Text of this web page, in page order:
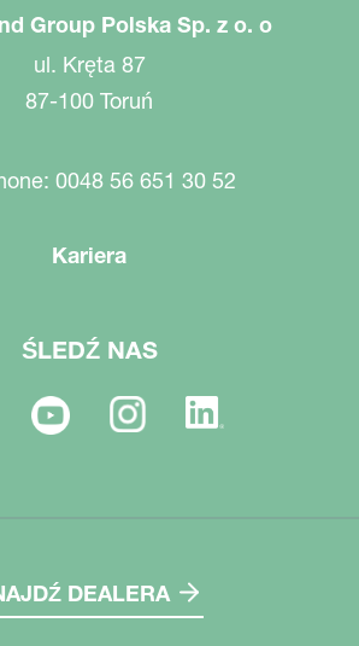
Group Polska Sp. z o. o
ul. Kręta 87
87-100 Toruń
0048 56 651 30 52
Kariera
ŚLEDŹ NAS
DEALERA